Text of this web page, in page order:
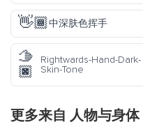
👋🏾中深肤色挥手
🫱
🏿
Rightwards-Hand-Dark-
Skin-Tone
更多来自 人物与身体